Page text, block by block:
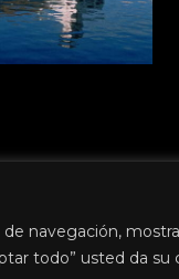
navegación,
todo” usted da